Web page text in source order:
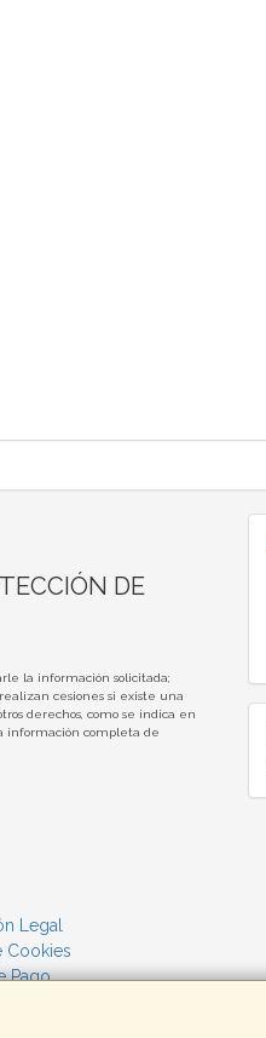
DE
la información solicitada;
realizan cesiones si existe una
derechos, como se indica en
información completa de
Legal
Cookies
Pago